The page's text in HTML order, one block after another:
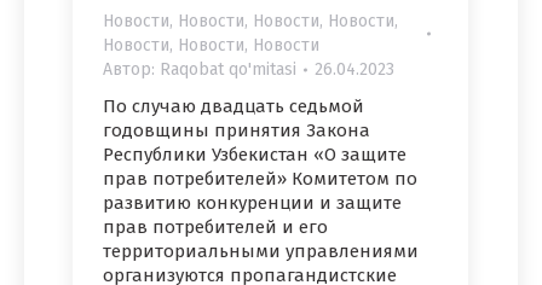
Новости, Новости, Новости, Новости,
Новости, Новости, Новости
Автор: Raqobat qo'mitasi 26.04.2023
По случаю двадцать седьмой
годовщины принятия Закона
Республики Узбекистан «О защите
прав потребителей» Комитетом по
развитию конкуренции и защите
прав потребителей и его
территориальными управлениями
организуются пропагандистские